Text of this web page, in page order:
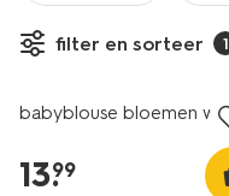
filter en sorteer 1
nieuw
babyblouse bloemen wit
13.
99